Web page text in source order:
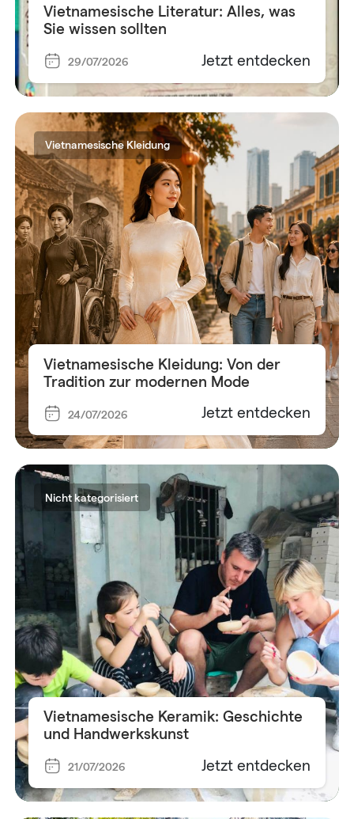
Vietnamesische Literatur: Alles, was
Sie wissen sollten
29/07/2026 Jetzt entdecken
Vietnamesische Kleidung
Vietnamesische Kleidung: Von der
Tradition zur modernen Mode
24/07/2026 Jetzt entdecken
Nicht kategorisiert
Vietnamesische Keramik: Geschichte
und Handwerkskunst
21/07/2026 Jetzt entdecken